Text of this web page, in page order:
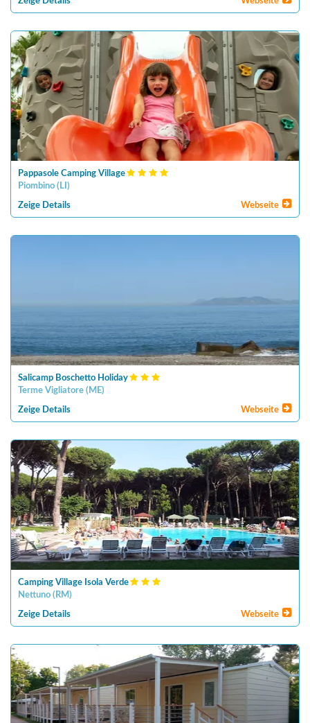
Pappasole Camping Village
Piombino ( LI )
Zeige Details Webseite
Salicamp Boschetto Holiday
Terme Vigliatore ( ME)
Zeige Details Webseite
Camping Village Isola Verde
Nettuno ( RM)
Zeige Details Webseite